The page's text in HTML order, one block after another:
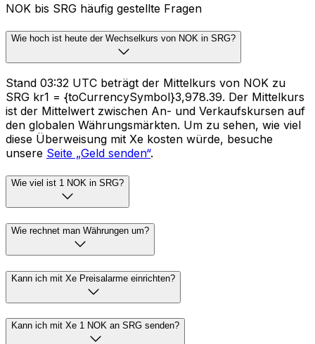
NOK bis SRG häufig gestellte Fragen
Wie hoch ist heute der Wechselkurs von NOK in SRG?
Stand 03:32 UTC beträgt der Mittelkurs von NOK zu
SRG kr1 = {toCurrencySymbol}3,978.39. Der Mittelkurs
ist der Mittelwert zwischen An- und Verkaufskursen auf
den globalen Währungsmärkten. Um zu sehen, wie viel
diese Überweisung mit Xe kosten würde, besuche
unsere Seite „Geld senden“.
Wie viel ist 1 NOK in SRG?
Wie rechnet man Währungen um?
Kann ich mit Xe Preisalarme einrichten?
Kann ich mit Xe 1 NOK an SRG senden?